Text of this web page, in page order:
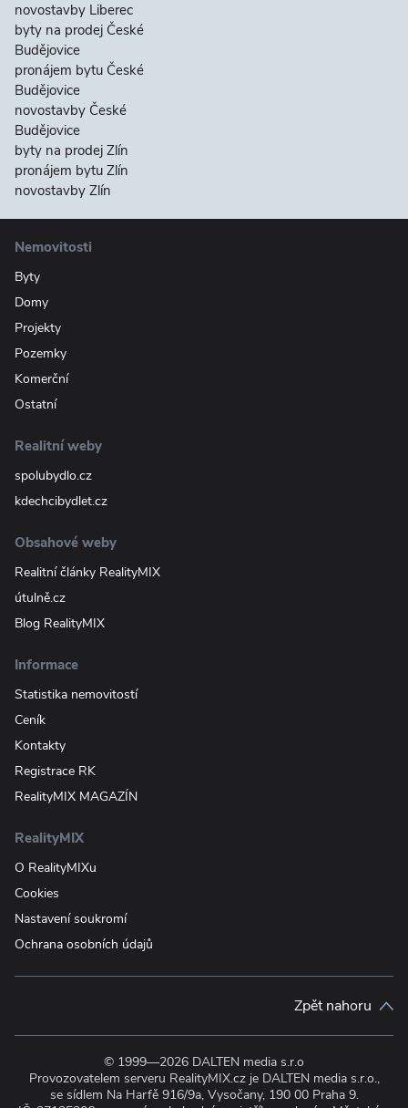
novostavby Liberec
byty na prodej České
Budějovice
pronájem bytu České
Budějovice
novostavby České
Budějovice
byty na prodej Zlín
pronájem bytu Zlín
novostavby Zlín
Nemovitosti
Byty
Domy
Projekty
Pozemky
Komerční
Ostatní
Realitní weby
spolubydlo.cz
kdechcibydlet.cz
Obsahové weby
Realitní články RealityMIX
útulně.cz
Blog RealityMIX
Informace
Statistika nemovitostí
Ceník
Kontakty
Registrace RK
RealityMIX MAGAZÍN
RealityMIX
O RealityMIXu
Cookies
Nastavení soukromí
Ochrana osobních údajů
Zpět nahoru
© 1999—2026 DALTEN media s.r.o
Provozovatelem serveru RealityMIX.cz je DALTEN media s.r.o.,
se sídlem Na Harfě 916/9a, Vysočany, 190 00 Praha 9.